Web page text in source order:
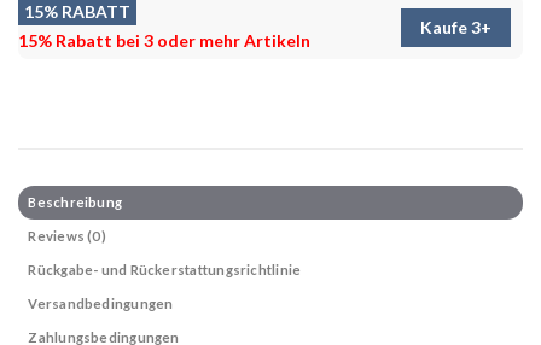
15% RABATT
15% Rabatt bei 3 oder mehr Artikeln
Kaufe 3+
Beschreibung
Reviews (0)
Rückgabe- und Rückerstattungsrichtlinie
Versandbedingungen
Zahlungsbedingungen